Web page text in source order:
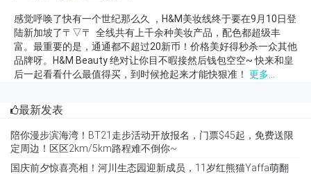
感觉呼唤了快有一个世纪那么久 ，H&M美妆线终于要在9月10日登
陆新加坡了〒▽〒 全线共有上千余种美妆产品，配色都超级丰
富。最重要的是，通通都不超过20新币！价格美好得秒杀一众其他
品牌呀。H&M Beauty 绝对让你目不暇接然后钱包空空~ 快来和皇
后一起看看什么最值得买，到时候抢起来才能快狠准！ 更多...
最新发表
陪你漫步滨海湾！BT21走步活动开放报名，门票$45起，免费送限
定周边！区区2km/5km路程难不倒你~
国庆前夕惊喜亮相！河川生态园迎新成员，11岁红熊猫Yaffa萌翻